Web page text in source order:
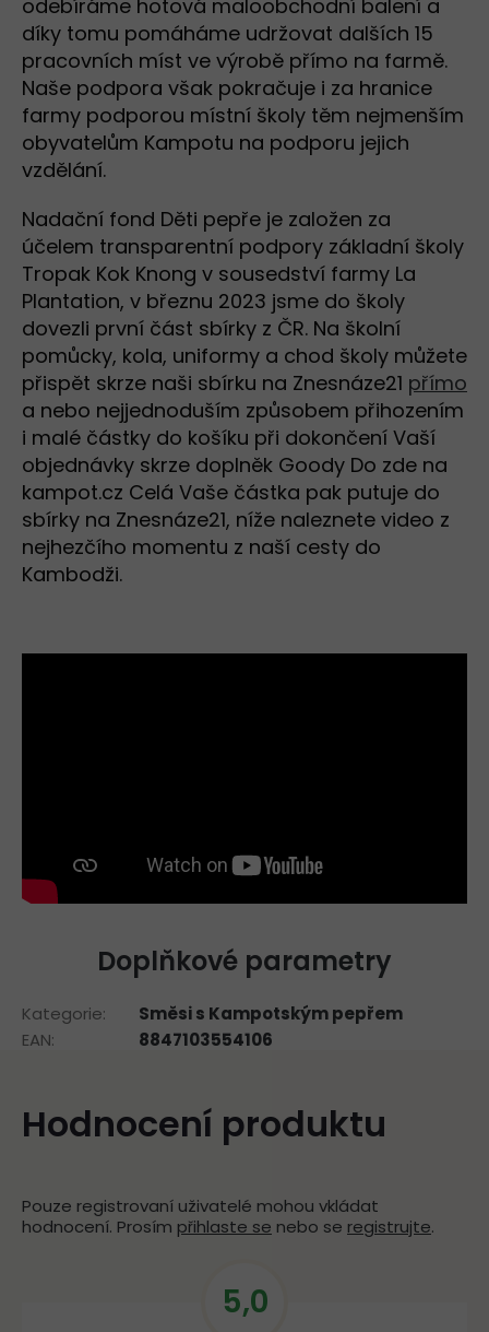
odebíráme hotová maloobchodní balení a
díky tomu pomáháme udržovat dalších 15
pracovních míst ve výrobě přímo na farmě.
Naše podpora však pokračuje i za hranice
farmy podporou místní školy těm nejmenším
obyvatelům Kampotu na podporu jejich
vzdělání.
Nadační fond Děti pepře je založen za
účelem transparentní podpory základní školy
Tropak Kok Knong v sousedství farmy La
Plantation, v březnu 2023 jsme do školy
dovezli první část sbírky z ČR. Na školní
pomůcky, kola, uniformy a chod školy můžete
přispět skrze naši sbírku na Znesnáze21 přímo
a nebo nejjednoduším způsobem přihozením
i malé částky do košíku při dokončení Vaší
objednávky skrze doplněk Goody Do zde na
kampot.cz Celá Vaše částka pak putuje do
sbírky na Znesnáze21, níže naleznete video z
nejhezčího momentu z naší cesty do
Kambodži.
Doplňkové parametry
Kategorie:
Směsi s Kampotským pepřem
EAN: 8847103554106
Hodnocení produktu
Pouze registrovaní uživatelé mohou vkládat
hodnocení. Prosím přihlaste se nebo se registrujte.
5,0